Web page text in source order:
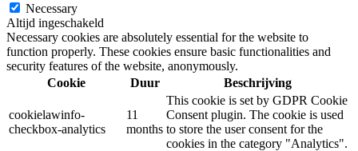
Necessary
Altijd ingeschakeld
Necessary cookies are absolutely essential for the website to
function properly. These cookies ensure basic functionalities and
security features of the website, anonymously.
Cookie
Duur Beschrijving
cookielawinfo-
checkbox-analytics
11
months
This cookie is set by GDPR Cookie
Consent plugin. The cookie is used
to store the user consent for the
cookies in the category "Analytics".